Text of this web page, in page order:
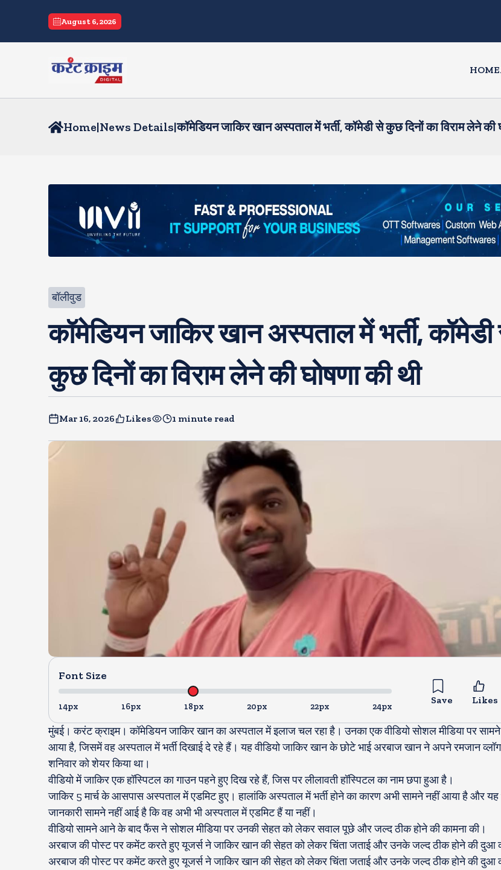
August 6, 2026
HOME
Home|News Details|कॉमेडियन जाकिर खान अस्पताल में भर्ती, कॉमेडी से कुछ दिनों का विराम लेने की
बॉलीवुड
कॉमेडियन जाकिर खान अस्पताल में भर्ती,
कुछ दिनों का विराम लेने की घोषणा की थी
Mar 16, 2026 Likes 1 minute read
Font Size
14px 16px 18px 20px 22px 24px
Save Likes
मुंबई। करंट क्राइम। कॉमेडियन जाकिर खान का अस्पताल में इलाज चल रहा है। उनका एक वीडियो सोशल मीडिया पर सामने
आया है, जिसमें वह अस्पताल में भर्ती दिखाई दे रहे हैं। यह वीडियो जाकिर खान के छोटे भाई अरबाज खान ने अपने रमजान
शनिवार को शेयर किया था।
वीडियो में जाकिर एक हॉस्पिटल का गाउन पहने हुए दिख रहे हैं, जिस पर लीलावती हॉस्पिटल का नाम छपा हुआ है।
जाकिर 5 मार्च के आसपास अस्पताल में एडमिट हुए। हालांकि अस्पताल में भर्ती होने का कारण अभी सामने नहीं आया है और यह
जानकारी सामने नहीं आई है कि वह अभी भी अस्पताल में एडमिट हैं या नहीं।
वीडियो सामने आने के बाद फैंस ने सोशल मीडिया पर उनकी सेहत को लेकर सवाल पूछे और जल्द ठीक होने की कामना की।
अरबाज की पोस्ट पर कमेंट करते हुए यूजर्स ने जाकिर खान की सेहत को लेकर चिंता जताई और उनके जल्द ठीक होने की दुआ
अरबाज की पोस्ट पर कमेंट करते हुए यूजर्स ने जाकिर खान की सेहत को लेकर चिंता जताई और उनके जल्द ठीक होने की दुआ